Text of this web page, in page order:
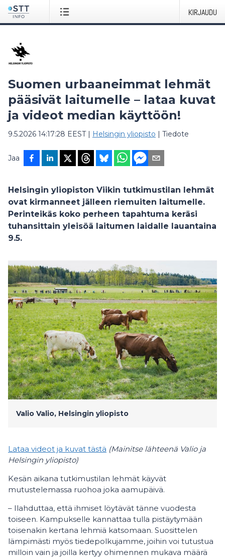
KIRJAUDU
Suomen urbaaneimmat lehmät
pääsivät laitumelle – lataa kuvat
ja videot median käyttöön!
9.5.2026 14:17:28 EEST| Helsingin yliopisto | Tiedote
Jaa
Helsingin yliopiston Viikin tutkimustilan lehmät
ovat kirmanneet jälleen riemuiten laitumelle.
Perinteikäs koko perheen tapahtuma keräsi
tuhansittain yleisöä laitumen laidalle lauantaina
9.5.
Valio Valio, Helsingin yliopisto
Lataa videot ja kuvat tästä (Mainitse lähteenä Valio ja
Helsingin yliopisto)
Kesän aikana tutkimustilan lehmät käyvät
mutustelemassa ruohoa joka aamupäivä.
– Ilahduttaa, että ihmiset löytävät tänne vuodesta
toiseen. Kampukselle kannattaa tulla pistäytymään
toisenakin kertana lehmiä katsomaan. Suosittelen
lämpimästi myös tiedepolkujamme, joihin voi tutustua
milloin vain ja joilla kertyy ohimennen mukava määrä